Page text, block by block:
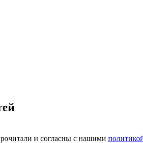
и согласны с нашими